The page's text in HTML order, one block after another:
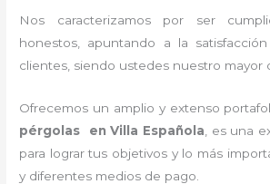
Nos caracterizamos por ser
honestos, apuntando a la
clientes, siendo ustedes nuestro
Ofrecemos un amplio y extenso
pérgolas en Villa Española , es una
para lograr tus objetivos y lo más
y diferentes medios de pago.